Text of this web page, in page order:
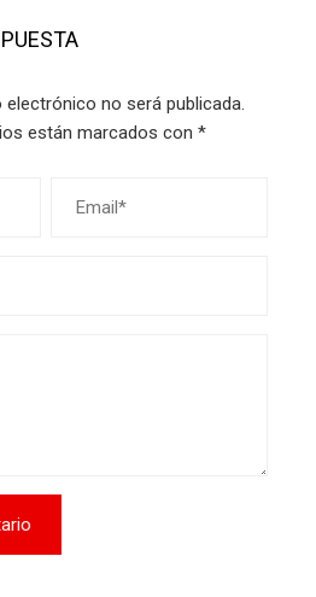
no será publicada.
están marcados con *